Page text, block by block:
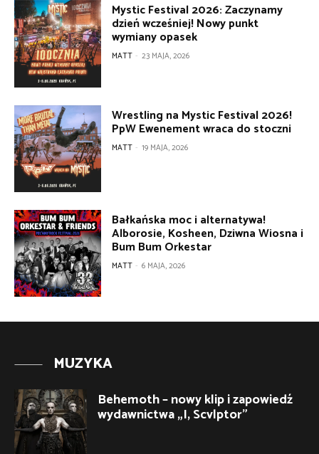
Mystic Festival 2026: Zaczynamy
dzień wcześniej! Nowy punkt
wymiany opasek
MATT - 23 MAJA, 2026
Wrestling na Mystic Festival 2026!
PpW Ewenement wraca do stoczni
MATT - 19 MAJA, 2026
Bałkańska moc i alternatywa!
Alborosie, Kosheen, Dziwna Wiosna i
Bum Bum Orkestar
MATT - 6 MAJA, 2026
MUZYKA
Behemoth – nowy klip i zapowiedź
wydawnictwa „I, Scvlptor”